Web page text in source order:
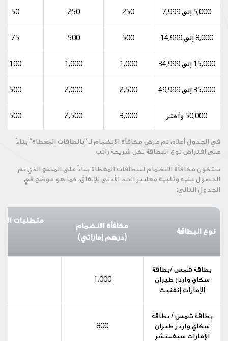
5,000 إلى 7,999 250
250
50
8,000 إلى 14,999 500
500
75
15,000 إلى 34,999 1,000
1,000
100
35,000 إلى 49,999 2,500
2,000
500
50,000 وأكثر 3,000
2,500
500
في الجدول أعلاه، تم عرض مكافأة الانضمام لـ "بالطاقات المغطاة" بناءً
على افتراض نوع البطاقة لكل شريحة راتب
ستكون مكافأة الانضمام للبطاقات المغطاة بناءً على المنتج الذي تم
الحصول عليه وتلبية معايير الحد الأدنى للإنفاق، كما هو موضح في
الجدول التالي:
نوع البطاقة
مكافأة الانضمام
(درهم إماراتي)
متطلبات
بطاقة شمس /بطاقة
سكاي واردز طيران
الإمارات إنفنيت
1,000
بطاقة شمس / بطاقة
سكاي واردز طيران
الإمارات سيغنتشر
800